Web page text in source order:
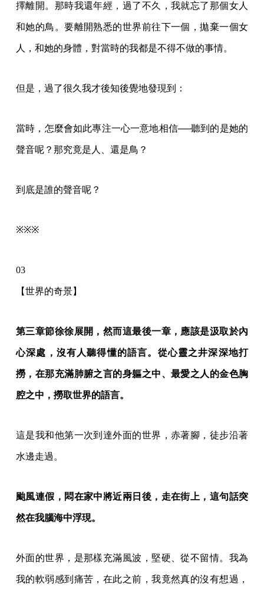
擇離開。那時我還年經，過了不久，我就忘了那個女人
和她的鳥。要離開熟悉的世界前往下一個，拋棄一個女
人，和她的身體，對當時的我都是不得不做的事情。
但是，過了很久我才後知後覺地發現到：
當時，怎麼會如此專注一心一意地相信──聽到的是她的
聲音呢？那究竟是人、還是鳥？
到底是誰的聲音呢？
※※※
03
【世界的奇景】
第三章節徐徐展開，然而這最後一章，應該是汲取於內
心深處，沒有人聽得懂的語言。從心靈之井深深地打
撈，在那充滿肺腑之言的身軀之中、最愛之人的金色胸
腔之中，撈取世界的語言。
這是我和他第一次到達外面的世界，赤著腳，徒步沿著
水邊走過。
颱風連假，悶在家中將近兩日後，走在街上，這句話突
然在我腦海中浮現。
外面的世界，是那樣充滿風波，堅硬、從不留情。我為
我的軟弱感到痛苦，在此之前，我竟然真的沒有想過，